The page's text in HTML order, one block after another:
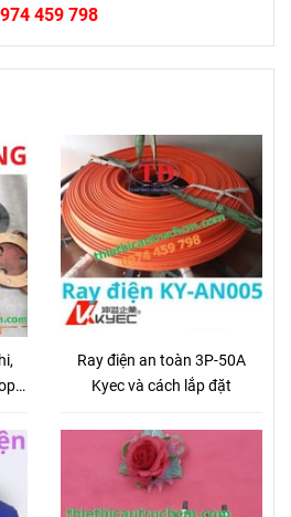
459 798
Ray điện an toàn 3P-50A
Kyec và cách lắp đặt